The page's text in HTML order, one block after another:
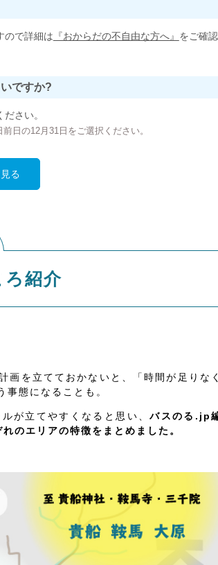
ので詳細は 『おからだの不自由な方へ』 をご確
ですか?
さい。
日の12月31日をご選択ください。
る
ろ紹介
画を立てておかないと、「時間が足りな
態になることも。
が立てやすくなると思い、バスのる.jp
のエリアの特徴をまとめました。